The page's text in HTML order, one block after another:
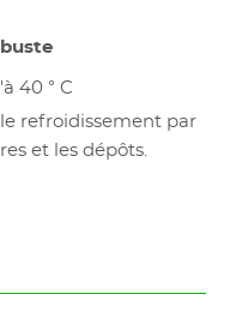
40 ° C
refroidissement par
et les dépôts.